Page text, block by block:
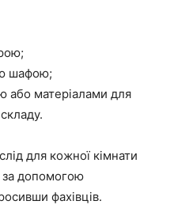
шафою;
або матеріалами для
для кожної кімнати
допомогою
фахівців.